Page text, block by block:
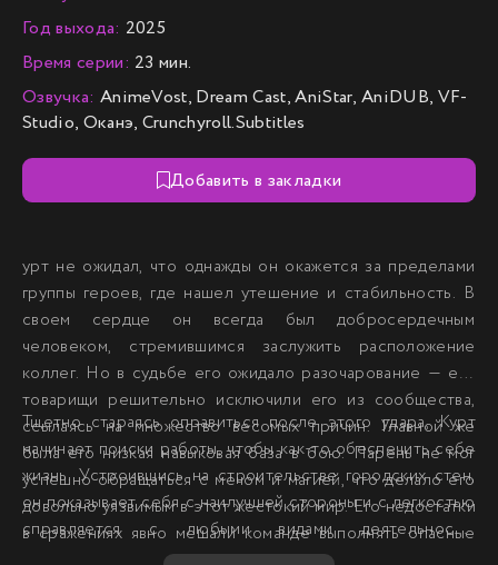
Год выхода: 2025
Время серии: 23 мин.
Озвучка: AnimeVost, Dream Cast, AniStar, AniDUB, VF-
Studio, Оканэ, Crunchyroll.Subtitles
Добавить в закладки
урт не ожидал, что однажды он окажется за пределами
группы героев, где нашел утешение и стабильность. В
своем сердце он всегда был добросердечным
человеком, стремившимся заслужить расположение
коллег. Но в судьбе его ожидало разочарование — его
товарищи решительно исключили его из сообщества,
ссылаясь на множество весомых причин. Главной же
была его низкая навыковая база в бою. Парень не мог
успешно обращаться с мечом и магией, что делало его
довольно уязвимым в этот жестокий мир. Его недостатки
в сражениях явно мешали команде выполнять опасные
Тщетно стараясь оправиться после этого удара, Курт
начинает поиски работы, чтобы как-то обеспечить себе
жизнь. Устроившись на строительстве городских стен,
он показывает себя с наилучшей стороны и с легкостью
справляется с любыми видами деятельности.
Постепенно юноша осознает, что его таланты находят